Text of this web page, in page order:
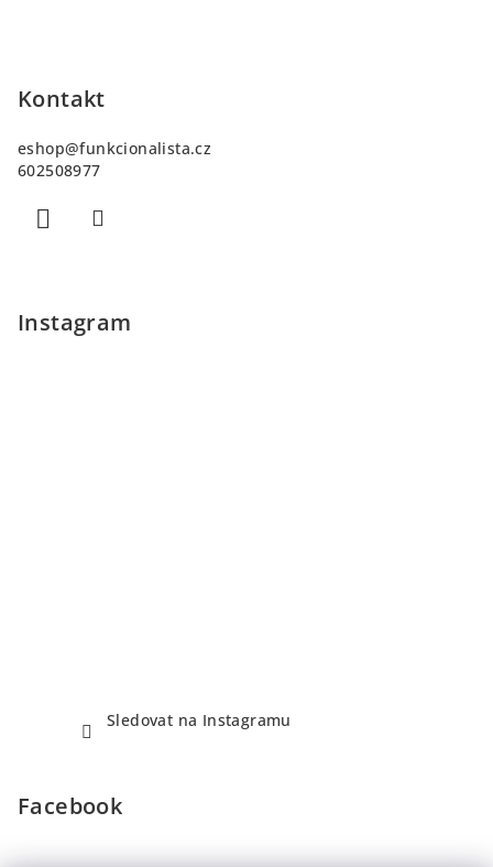
Kontakt
eshop@funkcionalista.cz
602508977
Instagram
Sledovat na Instagramu
Facebook